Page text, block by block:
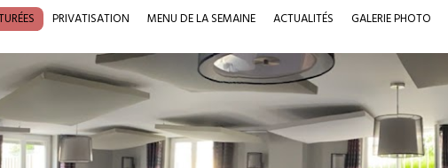
PRIVATISATION MENU DE LA SEMAINE ACTUALITÉS GALERIE PHOTO